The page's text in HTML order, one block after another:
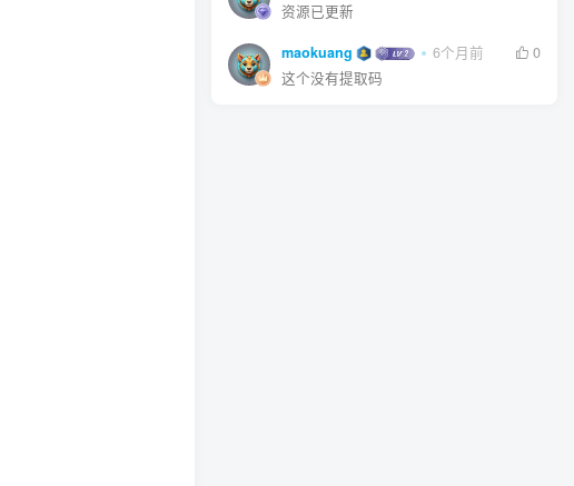
资源已更新
maokuang 6个月前
0
这个没有提取码